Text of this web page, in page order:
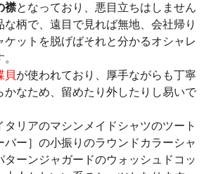
襟となっており、悪目立ちはしません
な柄で、遠目で見れば無地、会社帰り
ケットを脱げばそれと分かるオシャレ
貝が使われており、厚手ながらも丁寧
かなため、留めたり外したりし易いで
タリアのマシンメイドシャツのツート
バー］の小振りのラウンドカラーシャ
ターンジャガードのウォッシュドコッ